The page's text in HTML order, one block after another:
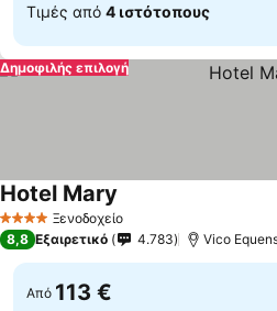
Τιμές από 4 ιστότοπους
Δημοφιλής επιλογή
4 ΑστέριαΞενοδοχείο
Hotel Mary
8,8 Εξαιρετικό 4.783 Vico
Από 113 €